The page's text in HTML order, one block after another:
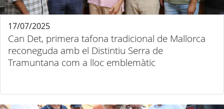
Can Det, primera tafona tradicional de Mallorca
reconeguda amb el Distintiu Serra de
Tramuntana com a lloc emblemàtic
17/07/2025